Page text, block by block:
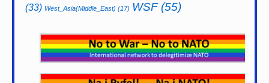
(33) West_Asia(Middle_East) (17) WSF(55)